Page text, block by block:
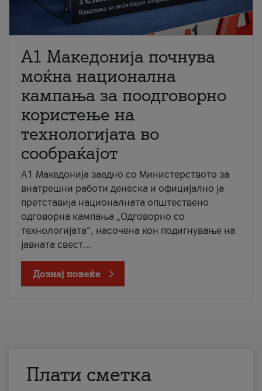
A1 Македонија почнува
моќна национална
кампања за поодговорно
користење на
технологијата во
сообраќајот
A1 Македонија заедно со Министерството за
внатрешни работи денеска и официјално ја
претставија националната општествено
одговорна кампања „Одговорно со
технологијата“, насочена кон подигнување на
јавната свест...
Дознај повеќе
Плати сметка